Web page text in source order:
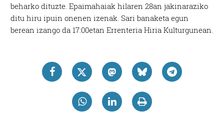
beharko dituzte. Epaimahaiak hilaren 28an jakinaraziko
ditu hiru ipuin onenen izenak. Sari banaketa egun
berean izango da 17:00etan Errenteria Hiria Kulturgunean.